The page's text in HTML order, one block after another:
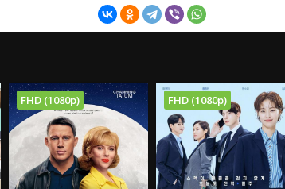
FHD (1080p) FHD (1080p)